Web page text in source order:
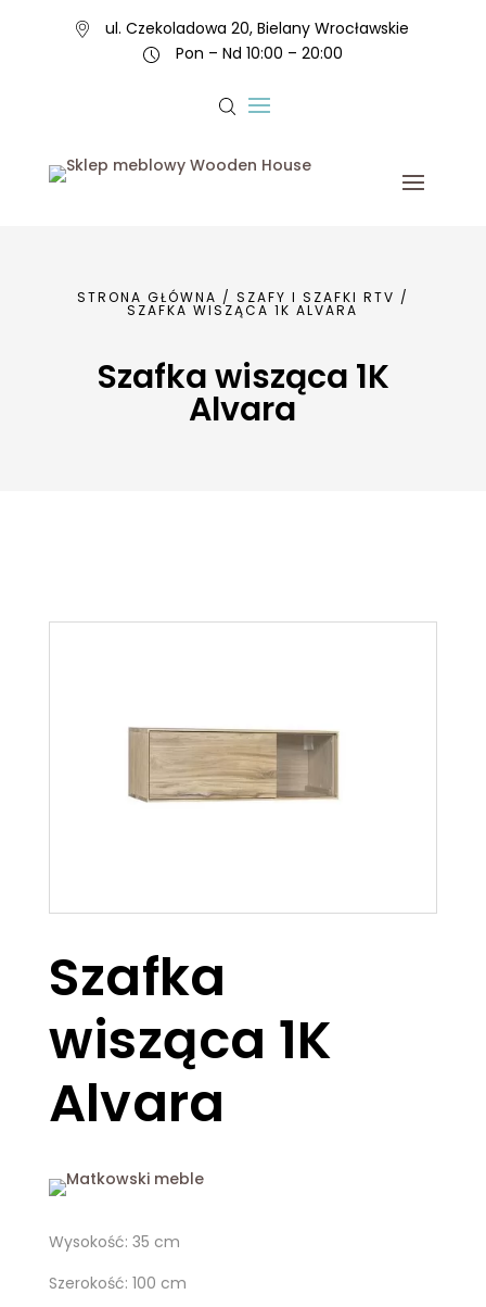
ul. Czekoladowa 20, Bielany Wrocławskie
Pon – Nd 10:00 – 20:00
STRONA GŁÓWNA / SZAFY I SZAFKI RTV /
SZAFKA WISZĄCA 1K ALVARA
Szafka wisząca 1K
Alvara
Szafka
wisząca 1K
Alvara
Wysokość: 35 cm
Szerokość: 100 cm